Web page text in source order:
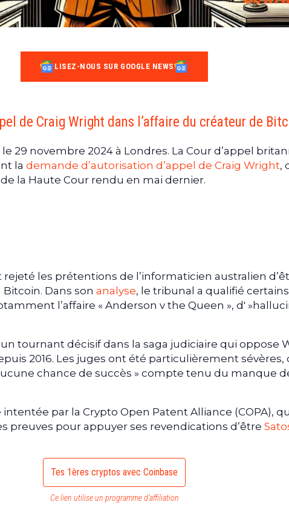
LISEZ-NOUS SUR GOOGLE NEWS
de Craig Wright dans l’affaire du créateur de
29 novembre 2024 à Londres. La Cour d’appel
la demande d’autorisation d’appel de Craig Wright,
la Haute Cour rendu en mai dernier.
les prétentions de l’informaticien australien
Dans son analyse, le tribunal a qualifié
l’affaire « Anderson v the Queen », d'
tournant décisif dans la saga judiciaire qui oppose
2016. Les juges ont été particulièrement sévères,
chance de succès » compte tenu du manque
intentée par la Crypto Open Patent Alliance (COPA),
preuves pour appuyer ses revendications d’être
Tes 1ères cryptos avec Coinbase
Ce lien utilise un programme d’affiliation